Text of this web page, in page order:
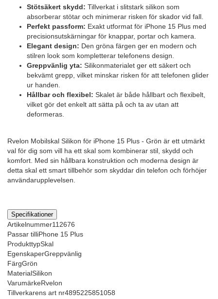
Stötsäkert skydd: Tillverkat i slitstark silikon som
absorberar stötar och minimerar risken för skador vid fall.
Perfekt passform: Exakt utformat för iPhone 15 Plus med
precisionsutskärningar för knappar, portar och kamera.
Elegant design: Den gröna färgen ger en modern och
stilren look som kompletterar telefonens design.
Greppvänlig yta: Silikonmaterialet ger ett säkert och
bekvämt grepp, vilket minskar risken för att telefonen glider
ur handen.
Hållbar och flexibel: Skalet är både hållbart och flexibelt,
vilket gör det enkelt att sätta på och ta av utan att
deformeras.
Rvelon Mobilskal Silikon för iPhone 15 Plus - Grön är ett utmärkt
val för dig som vill ha ett skal som kombinerar stil, skydd och
komfort. Med sin hållbara konstruktion och moderna design är
detta skal ett smart tillbehör som skyddar din telefon och förhöjer
användarupplevelsen.
Specifikationer
Artikelnummer112676
Passar tilliPhone 15 Plus
ProdukttypSkal
EgenskaperGreppvänlig
FärgGrön
MaterialSilikon
VarumärkeRvelon
Tillverkarens art nr4895225851058